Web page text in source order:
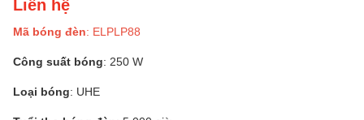
Mã bóng đèn: ELPLP88
Công suất bóng: 250 W
Loại bóng: UHE